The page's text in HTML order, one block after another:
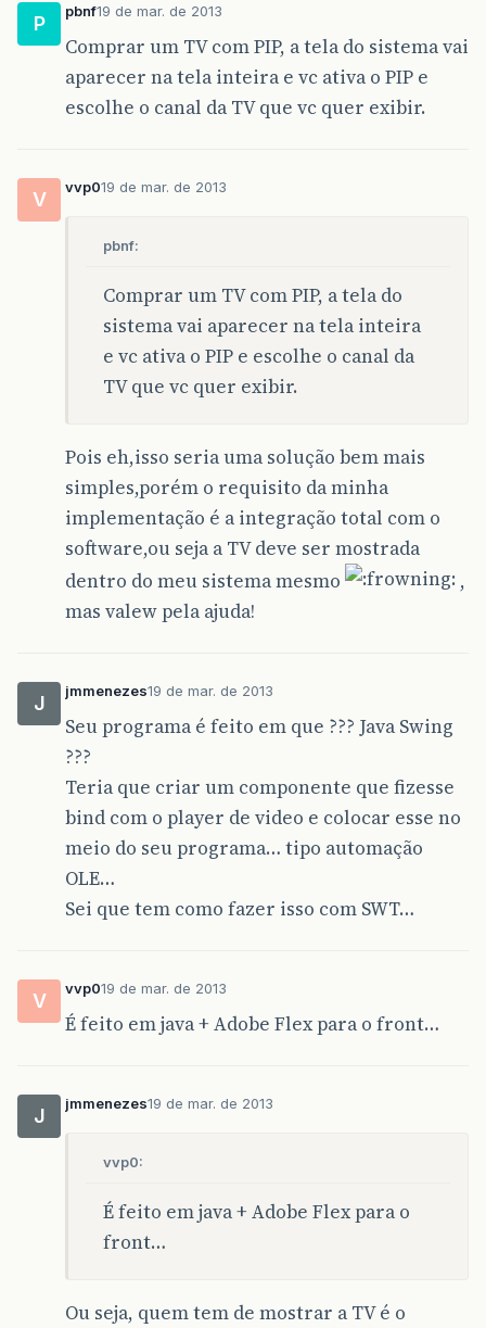
P
pbnf19 de mar. de 2013
Comprar um TV com PIP, a tela do sistema vai
aparecer na tela inteira e vc ativa o PIP e
escolhe o canal da TV que vc quer exibir.
V
vvp019 de mar. de 2013
pbnf:
Comprar um TV com PIP, a tela do
sistema vai aparecer na tela inteira
e vc ativa o PIP e escolhe o canal da
TV que vc quer exibir.
Pois eh,isso seria uma solução bem mais
simples,porém o requisito da minha
implementação é a integração total com o
software,ou seja a TV deve ser mostrada
dentro do meu sistema mesmo
,
mas valew pela ajuda!
J
jmmenezes19 de mar. de 2013
Seu programa é feito em que ??? Java Swing
???
Teria que criar um componente que fizesse
bind com o player de video e colocar esse no
meio do seu programa… tipo automação
OLE…
Sei que tem como fazer isso com SWT…
V
vvp019 de mar. de 2013
É feito em java + Adobe Flex para o front…
J
jmmenezes19 de mar. de 2013
vvp0:
É feito em java + Adobe Flex para o
front…
Ou seja, quem tem de mostrar a TV é o